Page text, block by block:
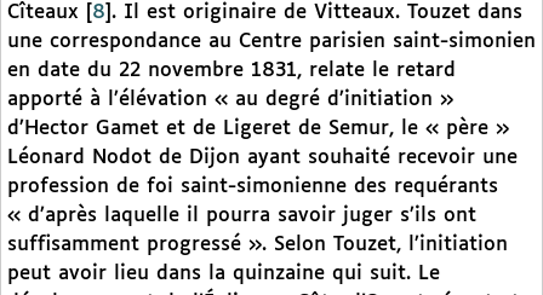
Cîteaux
8 . Il est originaire de Vitteaux. Touzet dans
une correspondance au Centre parisien saint-simonien
en date du 22 novembre 1831, relate le retard
apporté à l’élévation « au degré d’initiation »
d’Hector Gamet et de Ligeret de Semur, le « père »
Léonard Nodot de Dijon ayant souhaité recevoir une
profession de foi saint-simonienne des requérants
« d’après laquelle il pourra savoir juger s’ils ont
suffisamment progressé ». Selon Touzet, l’initiation
peut avoir lieu dans la quinzaine qui suit. Le